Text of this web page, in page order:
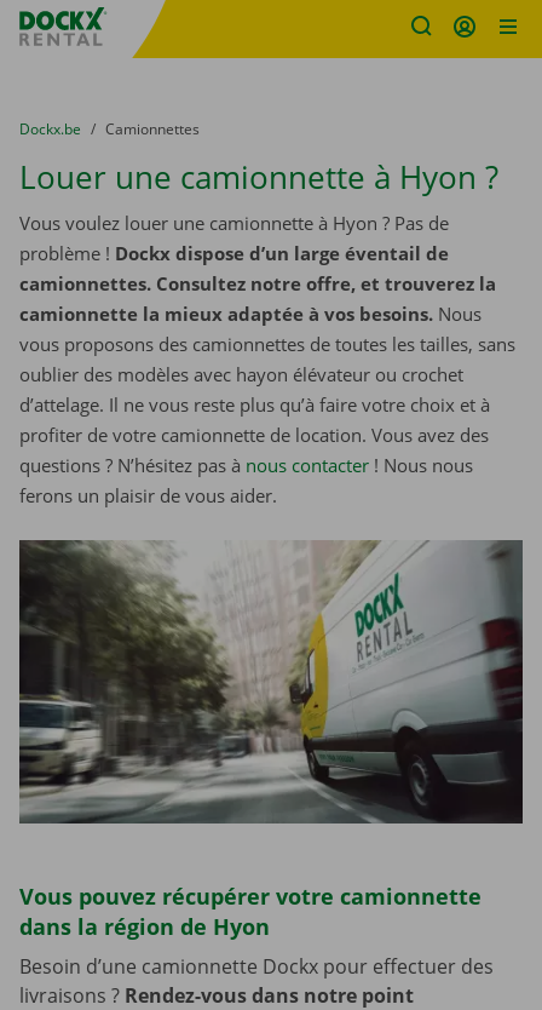
sitename
You are here:
du
Dockx.be to
Camionnettes
Louer une camionnette à Hyon ?
Vous voulez louer une camionnette à Hyon ? Pas de
problème ! Dockx dispose d’un large éventail de
camionnettes. Consultez notre offre, et trouverez la
camionnette la mieux adaptée à vos besoins. Nous
vous proposons des camionnettes de toutes les tailles, sans
oublier des modèles avec hayon élévateur ou crochet
d’attelage. Il ne vous reste plus qu’à faire votre choix et à
profiter de votre camionnette de location. Vous avez des
questions ? N’hésitez pas à nous contacter ! Nous nous
ferons un plaisir de vous aider.
Vous pouvez récupérer votre camionnette
dans la région de Hyon
Besoin d’une camionnette Dockx pour effectuer des
livraisons ? Rendez-vous dans notre point